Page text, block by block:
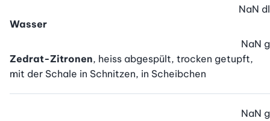
Wasser
NaN dl
Zedrat-Zitronen, heiss abgespült, trocken getupft,
mit der Schale in Schnitzen, in Scheibchen
NaN g
NaN g